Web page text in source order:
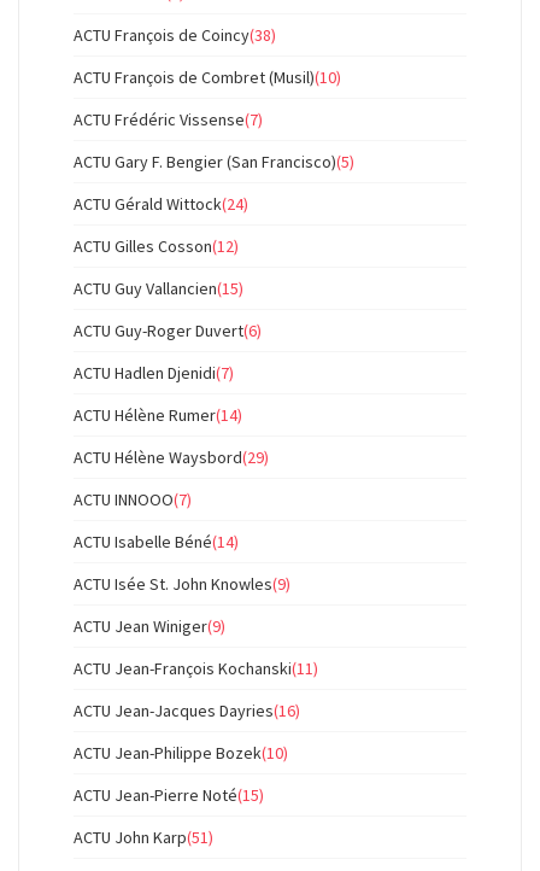
ACTU François de Coincy(38)
ACTU François de Combret (Musil)(10)
ACTU Frédéric Vissense(7)
ACTU Gary F. Bengier (San Francisco)(5)
ACTU Gérald Wittock(24)
ACTU Gilles Cosson(12)
ACTU Guy Vallancien(15)
ACTU Guy-Roger Duvert(6)
ACTU Hadlen Djenidi(7)
ACTU Hélène Rumer(14)
ACTU Hélène Waysbord(29)
ACTU INNOOO(7)
ACTU Isabelle Béné(14)
ACTU Isée St. John Knowles(9)
ACTU Jean Winiger(9)
ACTU Jean-François Kochanski(11)
ACTU Jean-Jacques Dayries(16)
ACTU Jean-Philippe Bozek(10)
ACTU Jean-Pierre Noté(15)
ACTU John Karp(51)